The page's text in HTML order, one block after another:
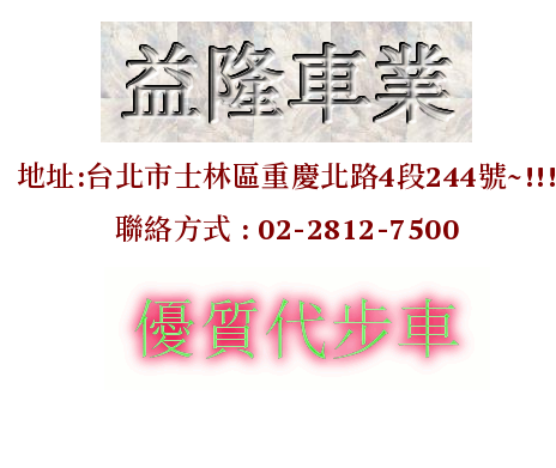
地址:台北市士林區重慶北路4段244號~!!!
聯絡方式 : 02-2812-7500